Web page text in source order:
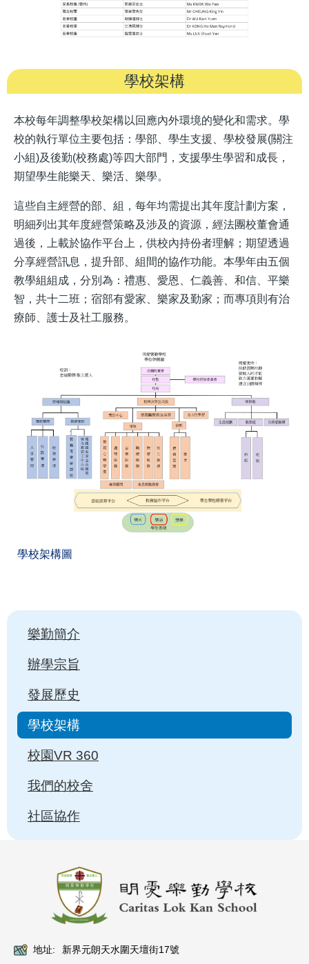
學校架構
本校每年調整學校架構以回應內外環境的變化和需求。學
校的執行單位主要包括：學部、學生支援、學校發展(關注
小組)及後勤(校務處)等四大部門，支援學生學習和成長，
期望學生能樂天、樂活、樂學。
這些自主經營的部、組，每年均需提出其年度計劃方案，
明細列出其年度經營策略及涉及的資源，經法團校董會通
過後，上載於協作平台上，供校內持份者理解；期望透過
分享經營訊息，提升部、組間的協作功能。本學年由五個
教學組組成，分別為：禮惠、愛恩、仁義善、和信、平樂
智，共十二班；宿部有愛家、樂家及勤家；而專項則有治
療師、護士及社工服務。
學校架構圖
Main
navigation
樂勤簡介
辦學宗旨
發展歷史
學校架構
校園VR 360
我們的校舍
社區協作
地址: 新界元朗天水圍天壇街17號